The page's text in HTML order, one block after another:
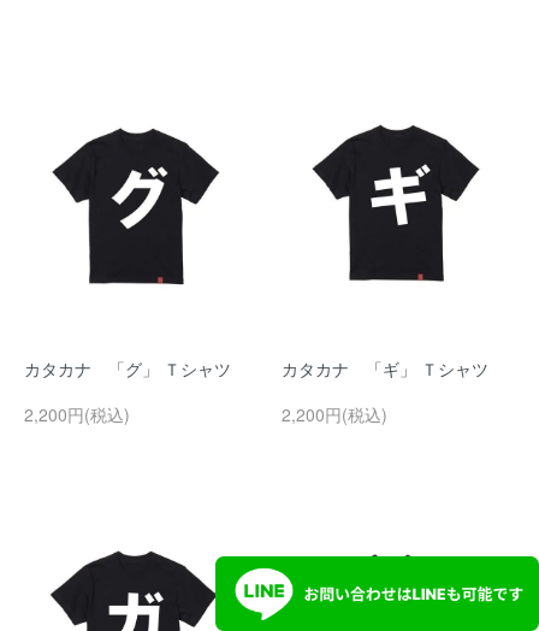
カタカナ 「グ」 Ｔシャツ
2,200円(税込)
カタカナ 「ギ」 Ｔシャツ
2,200円(税込)